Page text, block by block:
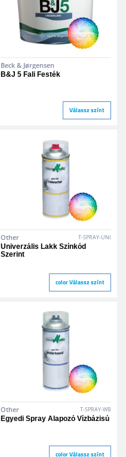
Beck & Jørgensen
B&J 5 Fali Festék
Válassz színt
Other T-SPRAY-UNI
Univerzális Lakk Színkód
Szerint
color Válassz színt
Other T-SPRAY-WB
Egyedi Spray Alapozó Vízbázisú
color Válassz színt